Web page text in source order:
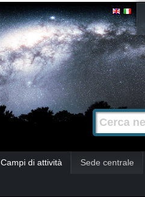
Cerca nel
Campi di attività Sede centrale